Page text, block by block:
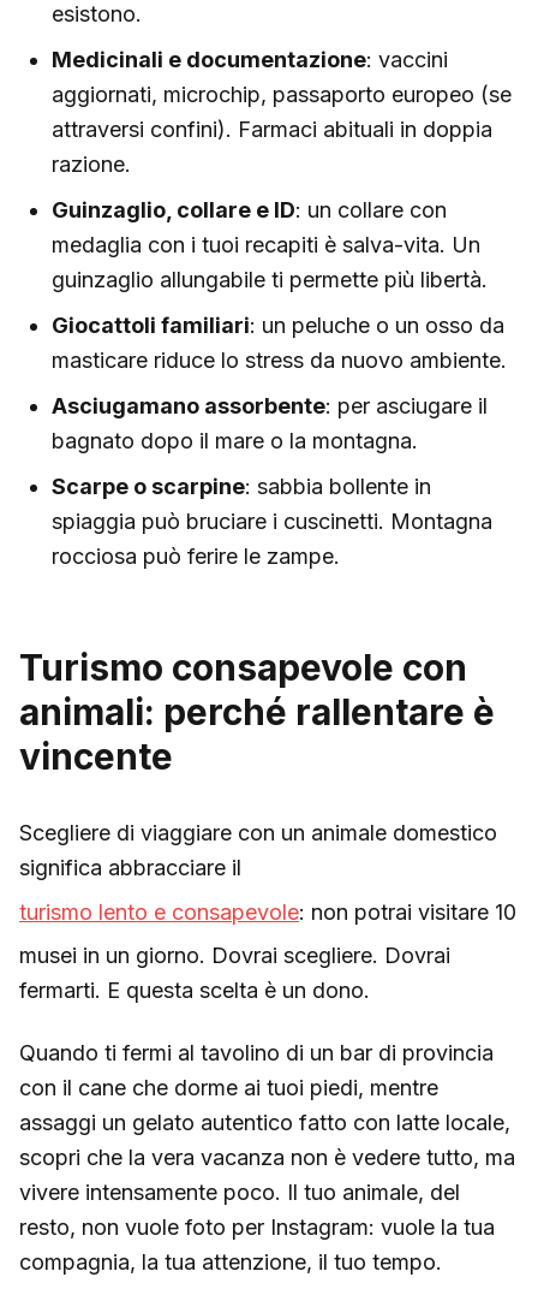
esistono.
Medicinali e documentazione: vaccini
aggiornati, microchip, passaporto europeo (se
attraversi confini). Farmaci abituali in doppia
razione.
Guinzaglio, collare e ID: un collare con
medaglia con i tuoi recapiti è salva-vita. Un
guinzaglio allungabile ti permette più libertà.
Giocattoli familiari: un peluche o un osso da
masticare riduce lo stress da nuovo ambiente.
Asciugamano assorbente: per asciugare il
bagnato dopo il mare o la montagna.
Scarpe o scarpine: sabbia bollente in
spiaggia può bruciare i cuscinetti. Montagna
rocciosa può ferire le zampe.
Turismo consapevole con
animali: perché rallentare è
vincente
Scegliere di viaggiare con un animale domestico
significa abbracciare il
turismo lento e consapevole: non potrai visitare 10
musei in un giorno. Dovrai scegliere. Dovrai
fermarti. E questa scelta è un dono.
Quando ti fermi al tavolino di un bar di provincia
con il cane che dorme ai tuoi piedi, mentre
assaggi un gelato autentico fatto con latte locale,
scopri che la vera vacanza non è vedere tutto, ma
vivere intensamente poco. Il tuo animale, del
resto, non vuole foto per Instagram: vuole la tua
compagnia, la tua attenzione, il tuo tempo.